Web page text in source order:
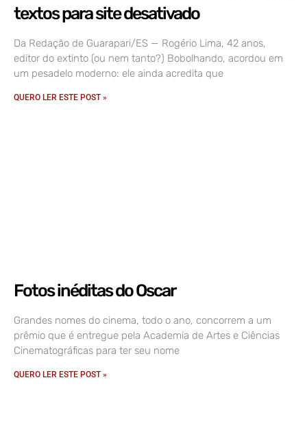
textos para site desativado
Da Redação de Guarapari/ES — Rogério Lima, 42 anos,
editor do extinto (ou nem tanto?) Bobolhando, acordou em
um pesadelo moderno: ele ainda acredita que
QUERO LER ESTE POST »
Fotos inéditas do Oscar
Grandes nomes do cinema, todo o ano, concorrem a um
prêmio que é entregue pela Academia de Artes e Ciências
Cinematográficas para ter seu nome
QUERO LER ESTE POST »